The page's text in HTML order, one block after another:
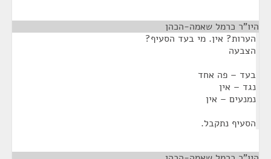
היו"ר כרמל שאמה-הכהן
הערות? אין. מי בעד הסעיף?
הצבעה
בעד – פה אחד
נגד – אין
נמנעים – אין
הסעיף נתקבל.